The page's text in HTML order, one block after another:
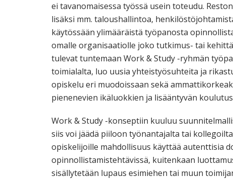
ei tavanomaisessa työssä usein toteudu.
lisäksi mm. taloushallintoa,
käytössään ylimääräistä työpanosta
omalle organisaatiolle joko tutkimus- tai
tulevat tuntemaan Work & Study -ryhmän
toimialalta, luo uusia yhteistyösuhteita ja
opiskelu eri muodoissaan sekä
pienenevien ikäluokkien ja lisääntyvän
Work & Study -konseptiin kuuluu
siis voi jäädä piiloon työnantajalta tai
opiskelijoille mahdollisuus käyttää autenttisia
opinnollistamistehtävissä, kuitenkaan
sisällytetään lupaus esimiehen tai muun